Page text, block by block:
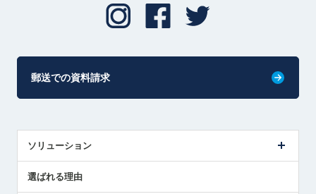
郵送での資料請求
ソリューション
解決策提案
選ばれる理由